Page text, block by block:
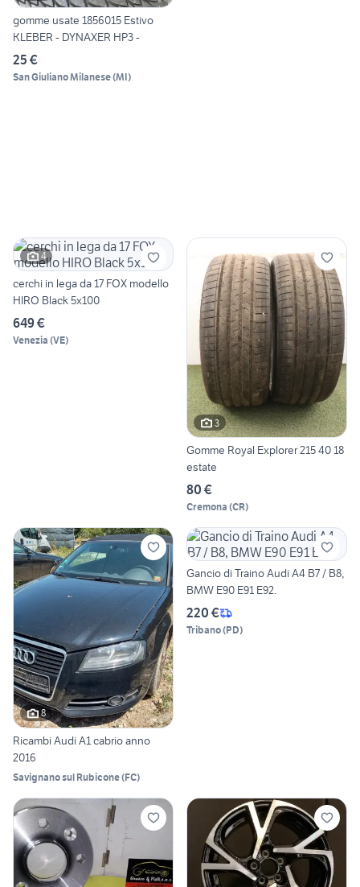
gomme usate 1856015 Estivo
KLEBER - DYNAXER HP3 -
25 €
San Giuliano Milanese(MI)
4
cerchi in lega da 17 FOX modello
HIRO Black 5x100
649 €
Venezia (VE)
3
Gomme Royal Explorer 215 40 18
estate
80 €
Cremona (CR)
8
Ricambi Audi A1 cabrio anno
2016
Savignano sul Rubicone(FC)
Gancio di Traino Audi A4 B7 / B8,
BMW E90 E91 E92.
220 €
Tribano(PD)